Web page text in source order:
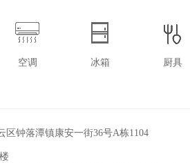
空调 冰箱 厨具
区钟落潭镇康安一街36号A栋1104